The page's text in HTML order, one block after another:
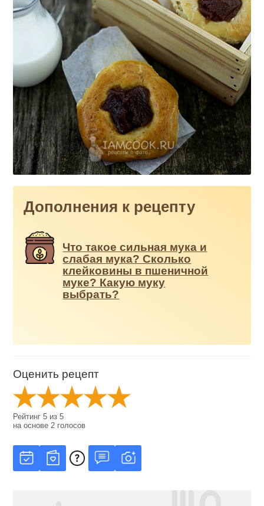
Дополнения к рецепту
Что такое сильная мука и
слабая мука? Сколько
клейковины в пшеничной
муке? Какую муку
выбрать?
Оценить рецепт
Рейтинг5 из5
на основе2 голосов